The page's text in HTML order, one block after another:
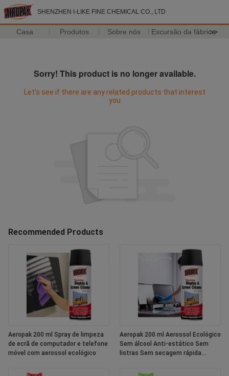
SHENZHEN I-LIKE FINE CHEMICAL CO., LTD
Casa Produtos Sobre nós Excursão da fábrica
>>
Sorry! This product is no longer available.
Let's see if there are any related products that interest
you
Recommended Products
Aeropak 200 ml Spray de limpeza
de ecrã de computador e telefone
móvel com aerossol ecológico
Aeropak 200 ml Aerossol Ecológico
Sem álcool Anti-estático Sem
listras Sem secagem rápida
personalizadas